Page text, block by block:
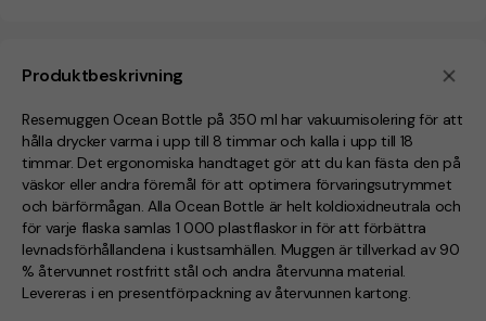
Produktbeskrivning
Resemuggen Ocean Bottle på 350 ml har vakuumisolering för att
hålla drycker varma i upp till 8 timmar och kalla i upp till 18
timmar. Det ergonomiska handtaget gör att du kan fästa den på
väskor eller andra föremål för att optimera förvaringsutrymmet
och bärförmågan. Alla Ocean Bottle är helt koldioxidneutrala och
för varje flaska samlas 1 000 plastflaskor in för att förbättra
levnadsförhållandena i kustsamhällen. Muggen är tillverkad av 90
% återvunnet rostfritt stål och andra återvunna material.
Levereras i en presentförpackning av återvunnen kartong.